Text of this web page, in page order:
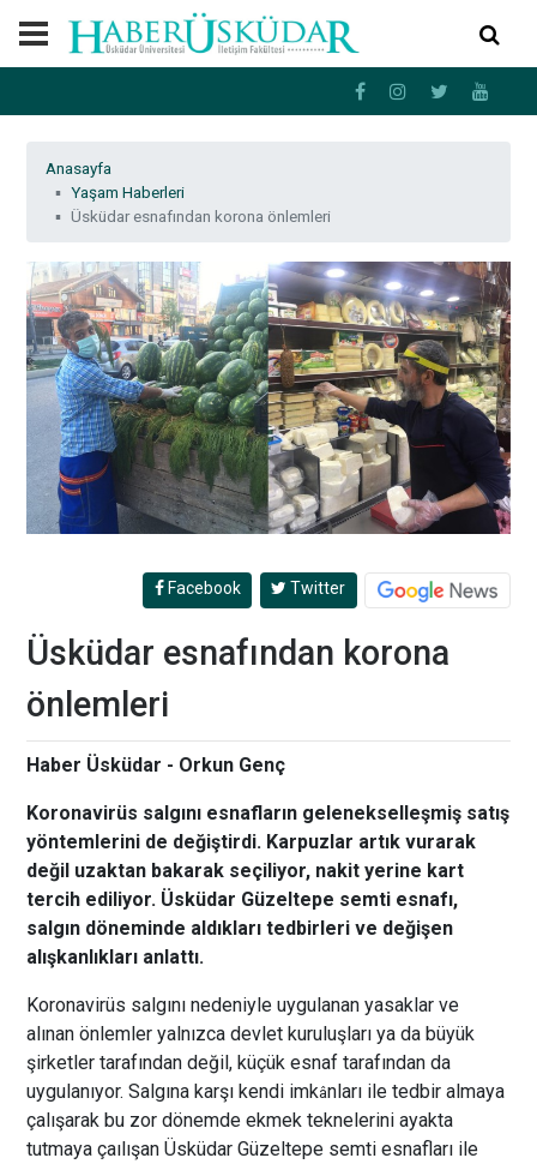
Anasayfa
Yaşam Haberleri
Üsküdar esnafından korona önlemleri
Facebook Twitter
Üsküdar esnafından korona
önlemleri
Haber Üsküdar - Orkun Genç
Koronavirüs salgını esnafların gelenekselleşmiş satış
yöntemlerini de değiştirdi. Karpuzlar artık vurarak
değil uzaktan bakarak seçiliyor, nakit yerine kart
tercih ediliyor. Üsküdar Güzeltepe semti esnafı,
salgın döneminde aldıkları tedbirleri ve değişen
alışkanlıkları anlattı.
Koronavirüs salgını nedeniyle uygulanan yasaklar ve
alınan önlemler yalnızca devlet kuruluşları ya da büyük
şirketler tarafından değil, küçük esnaf tarafından da
uygulanıyor. Salgına karşı kendi imkânları ile tedbir almaya
çalışarak bu zor dönemde ekmek teknelerini ayakta
tutmaya çaılışan Üsküdar Güzeltepe semti esnafları ile